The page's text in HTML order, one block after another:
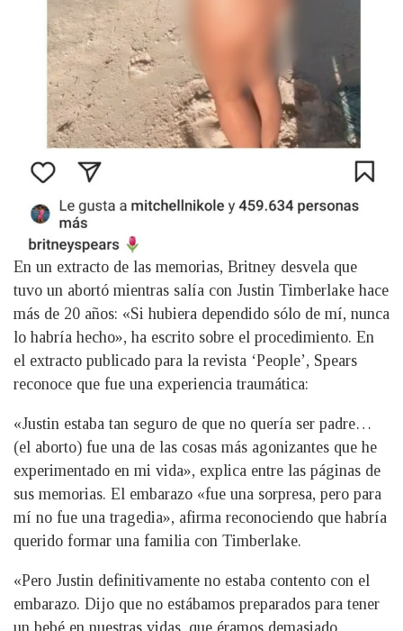
En un extracto de las memorias, Britney desvela que
tuvo un abortó mientras salía con Justin Timberlake hace
más de 20 años: «Si hubiera dependido sólo de mí, nunca
lo habría hecho», ha escrito sobre el procedimiento. En
el extracto publicado para la revista ‘People’, Spears
reconoce que fue una experiencia traumática:
«Justin estaba tan seguro de que no quería ser padre…
(el aborto) fue una de las cosas más agonizantes que he
experimentado en mi vida», explica entre las páginas de
sus memorias. El embarazo «fue una sorpresa, pero para
mí no fue una tragedia», afirma reconociendo que habría
querido formar una familia con Timberlake.
«Pero Justin definitivamente no estaba contento con el
embarazo. Dijo que no estábamos preparados para tener
un bebé en nuestras vidas, que éramos demasiado